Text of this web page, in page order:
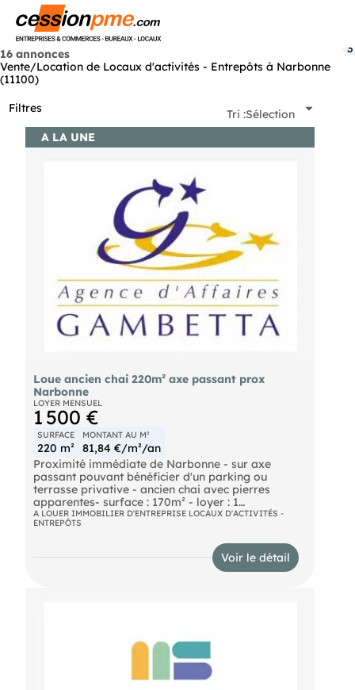
16 annonces
Vente/Location de Locaux d'activités - Entrepôts à Narbonne
(11100)
Filtres
3
Tri :Sélection
A LA UNE
Loue ancien chai 220m² axe passant prox
Narbonne
LOYER MENSUEL
1 500 €
SURFACE
220 m²
MONTANT AU M²
81,84 €/m²/an
Proximité immédiate de Narbonne - sur axe
passant pouvant bénéficier d'un parking ou
terrasse privative - ancien chai avec pierres
apparentes- surface : 170m² - loyer : 1
500€HT/mois
A LOUER IMMOBILIER D'ENTREPRISE LOCAUX D'ACTIVITÉS -
ENTREPÔTS
Voir le détail